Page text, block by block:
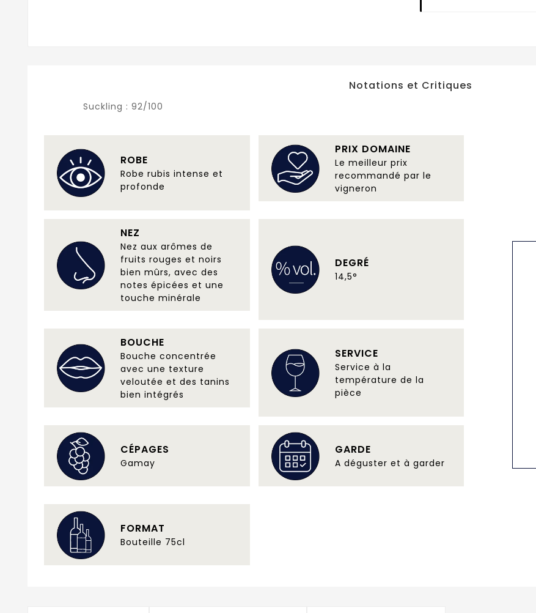
Notations et Critiques
Suckling :92/100
ROBE
Robe rubis intense et
profonde
PRIX DOMAINE
Le meilleur prix
recommandé par le
vigneron
NEZ
Nez aux arômes de
fruits rouges et noirs
bien mûrs, avec des
notes épicées et une
touche minérale
DEGRÉ
14,5°
BOUCHE
Bouche concentrée
avec une texture
veloutée et des tanins
bien intégrés
SERVICE
Service à la
température de la
pièce
CÉPAGES
Gamay
GARDE
A déguster et à garder
FORMAT
Bouteille 75cl